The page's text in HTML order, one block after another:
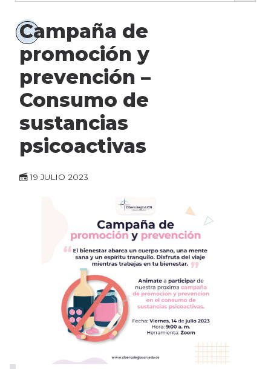
Campaña de
promoción y
prevención –
Consumo de
sustancias
psicoactivas
19 JULIO 2023